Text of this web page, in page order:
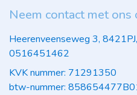
Neem contact met ons
Heerenveenseweg 3,
0516451462
KVK nummer: 71291350
btw-nummer: